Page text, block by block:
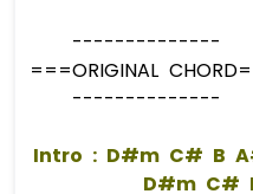
--------------
===ORIGINAL
--------------
Intro : D#m C# B
D#m C#